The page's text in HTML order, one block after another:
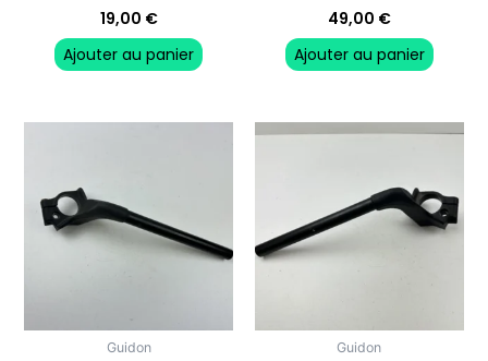
19,00 €
Ajouter au panier
49,00 €
Ajouter au panier
Guidon Guidon